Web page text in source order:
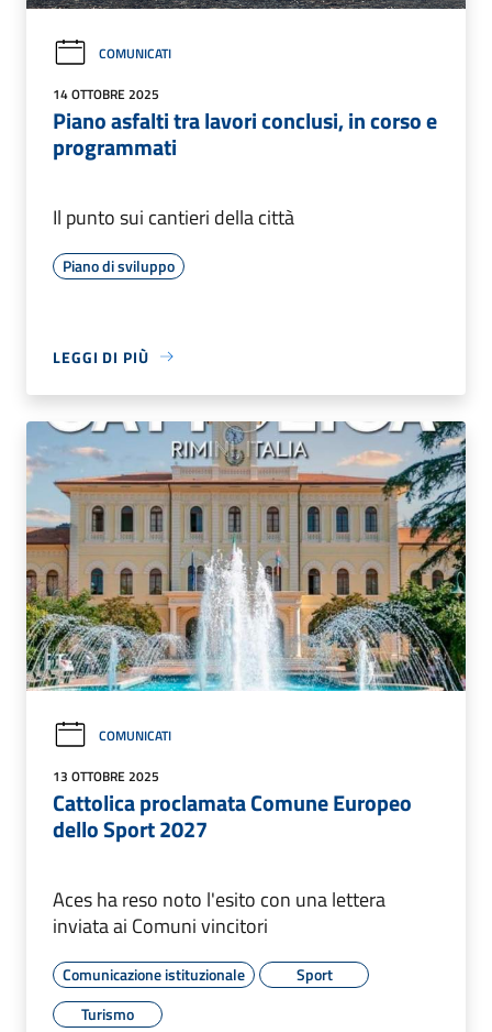
COMUNICATI
14 OTTOBRE 2025
Piano asfalti tra lavori conclusi, in corso e
programmati
Il punto sui cantieri della città
Piano di sviluppo
LEGGI DI PIÙ
COMUNICATI
13 OTTOBRE 2025
Cattolica proclamata Comune Europeo
dello Sport 2027
Aces ha reso noto l'esito con una lettera
inviata ai Comuni vincitori
Comunicazione istituzionale
Sport
Turismo